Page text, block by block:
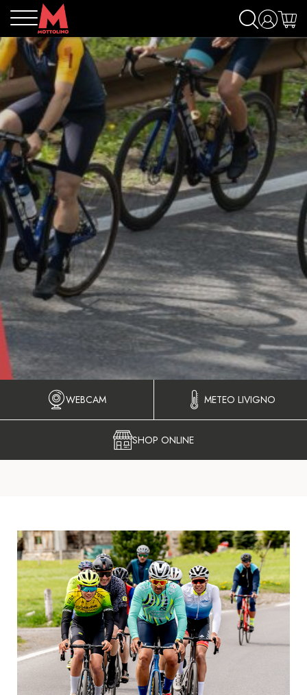
WEBCAM METEO LIVIGNO
SHOP ONLINE